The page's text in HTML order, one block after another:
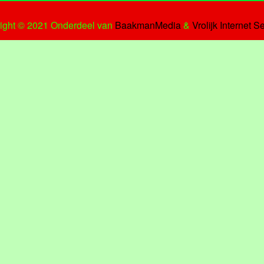
© 2021 Onderdeel van BaakmanMedia& Vrolijk Internet